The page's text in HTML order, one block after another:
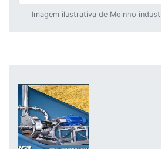
Imagem ilustrativa de Moinho